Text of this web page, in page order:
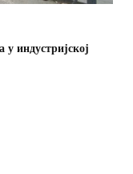
индустријској